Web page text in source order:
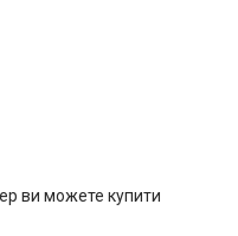
ви можете купити